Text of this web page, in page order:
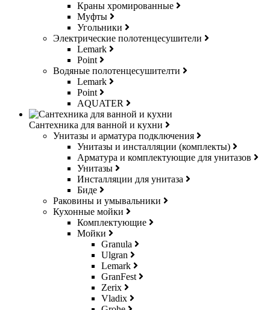
Краны хромированные
Муфты
Угольники
Электрические полотенцесушители
Lemark
Point
Водяные полотенцесушителти
Lemark
Point
AQUATER
Сантехника для ванной и кухни
Унитазы и арматура подключения
Унитазы и инсталляции (комплекты)
Арматура и комплектующие для унитазов
Унитазы
Инсталляции для унитаза
Биде
Раковины и умывальники
Кухонные мойки
Комплектующие
Мойки
Granula
Ulgran
Lemark
GranFest
Zerix
Vladix